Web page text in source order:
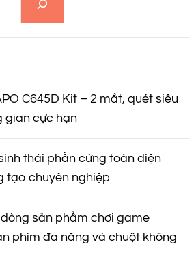
C645D Kit – 2 mắt, quét siêu
gian cực hạn
thái phần cứng toàn diện
tạo chuyên nghiệp
dòng sản phẩm chơi game
phím đa năng và chuột không